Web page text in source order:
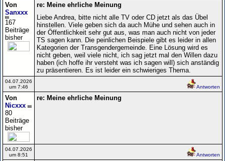
Von
Sanxxx
167
Beiträge
bisher
re: Meine ehrliche Meinung
Liebe Andrea, bitte nicht alle TV oder CD jetzt als das Übel
hinstellen. Viele geben sich da auch Mühe und sehen auch in
der Öffentlichkeit sehr gut aus, was man auch nicht von jeder
TS sagen kann. Die peinlichen Beispiele gibt es leider in allen
Kategorien der Transgendergemeinde. Eine Lösung wird es
nicht geben, weil viele nicht, ich sag jetzt mal den Willen dazu
haben (ich hoffe ihr versteht was ich sagen will) sich anständig
zu präsentieren. Es ist leider ein schwieriges Thema.
04.07.2026
um 7:46
Antworten
Von
Nicxxx
80
Beiträge
bisher
re: Meine ehrliche Meinung
04.07.2026
um 8:51
Antworten